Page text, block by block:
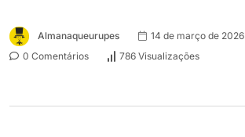
Almanaqueurupes
14 de março de 2026
0 Comentários
786 Visualizações